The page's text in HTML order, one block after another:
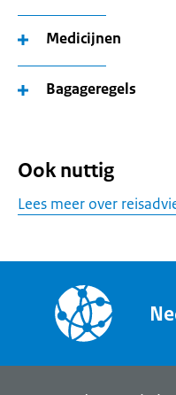
Medicijnen
Bagageregels
Ook nuttig
Lees meer over